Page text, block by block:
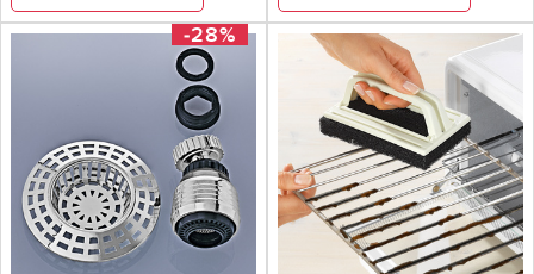
-28%